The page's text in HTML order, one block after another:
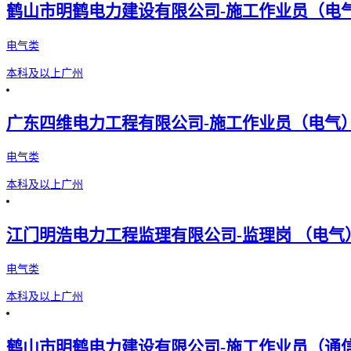
鹤山市明鹤电力建设有限公司-施工作业员（电
电气类
本科及以上广州
广东四维电力工程有限公司-施工作业员（电气）
电气类
本科及以上广州
江门明浩电力工程监理有限公司-监理岗 （电气）
电气类
本科及以上广州
鹤山市明鹤电力建设有限公司-施工作业员（通